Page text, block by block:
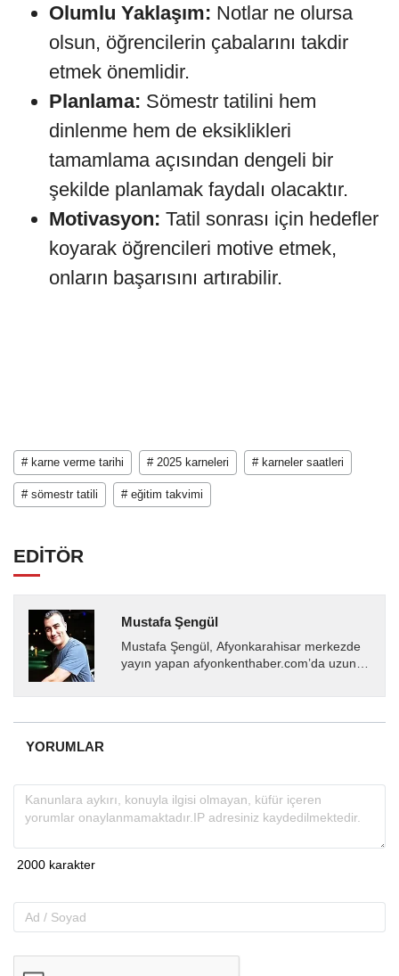
Olumlu Yaklaşım: Notlar ne olursa
olsun, öğrencilerin çabalarını takdir
etmek önemlidir.
Planlama: Sömestr tatilini hem
dinlenme hem de eksiklikleri
tamamlama açısından dengeli bir
şekilde planlamak faydalı olacaktır.
Motivasyon: Tatil sonrası için hedefler
koyarak öğrencileri motive etmek,
onların başarısını artırabilir.
# karne verme tarihi # 2025 karneleri # karneler saatleri
# sömestr tatili # eğitim takvimi
EDİTÖR
Mustafa Şengül
Mustafa Şengül, Afyonkarahisar merkezde
yayın yapan afyonkenthaber.com’da uzun
almakta, haber akışı...
YORUMLAR